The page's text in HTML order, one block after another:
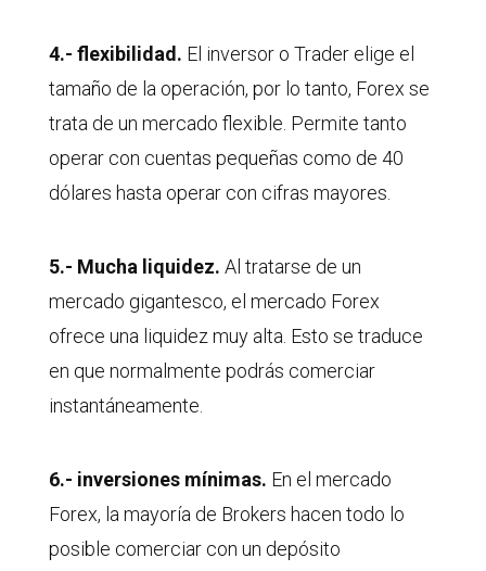
4.- flexibilidad. El inversor o Trader elige el
tamaño de la operación, por lo tanto, Forex se
trata de un mercado flexible. Permite tanto
operar con cuentas pequeñas como de 40
dólares hasta operar con cifras mayores.
5.- Mucha liquidez. Al tratarse de un
mercado gigantesco, el mercado Forex
ofrece una liquidez muy alta. Esto se traduce
en que normalmente podrás comerciar
instantáneamente.
6.- inversiones mínimas. En el mercado
Forex, la mayoría de Brokers hacen todo lo
posible comerciar con un depósito